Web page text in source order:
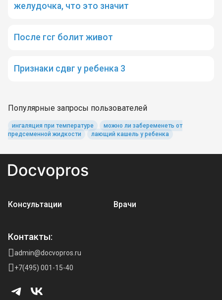
желудочка, что это значит
После гсг болит живот
Признаки сдвг у ребенка 3
Популярные запросы пользователей
ингаляция при температуре
можно ли забеременеть от
предсеменной жидкости
лающий кашель у ребенка
Консультации Врачи
Контакты:
admin@docvopros.ru
+7(495) 001-15-40